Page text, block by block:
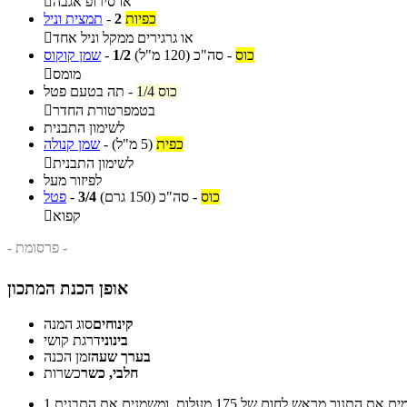
תמצית וניל - 2 כפיות
או גרגירים ממקל וניל אחד
שמן קוקוס - 1/2 כוס - סה"כ (120 מ"ל)
מומס
תה בטעם פטל -
1/4 כוס
בטמפרטורת החדר
לשימון התבנית
שמן קנולה - כפית (5 מ"ל)
לשימון התבנית
לפיזור מעל
פטל - 3/4 כוס - סה"כ (150 גרם)
קפוא
- פרסומת -
אופן הכנת המתכון
קינוחיםסוג המנה
בינונידרגת קושי
בערך שעהזמן הכנה
חלבי, כשרכשרות
1